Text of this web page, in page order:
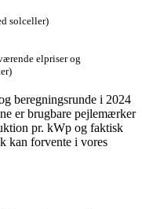
solceller)
elpriser og
beregningsrunde i 2024
er brugbare pejlemærker
pr. kWp og faktisk
kan forvente i vores